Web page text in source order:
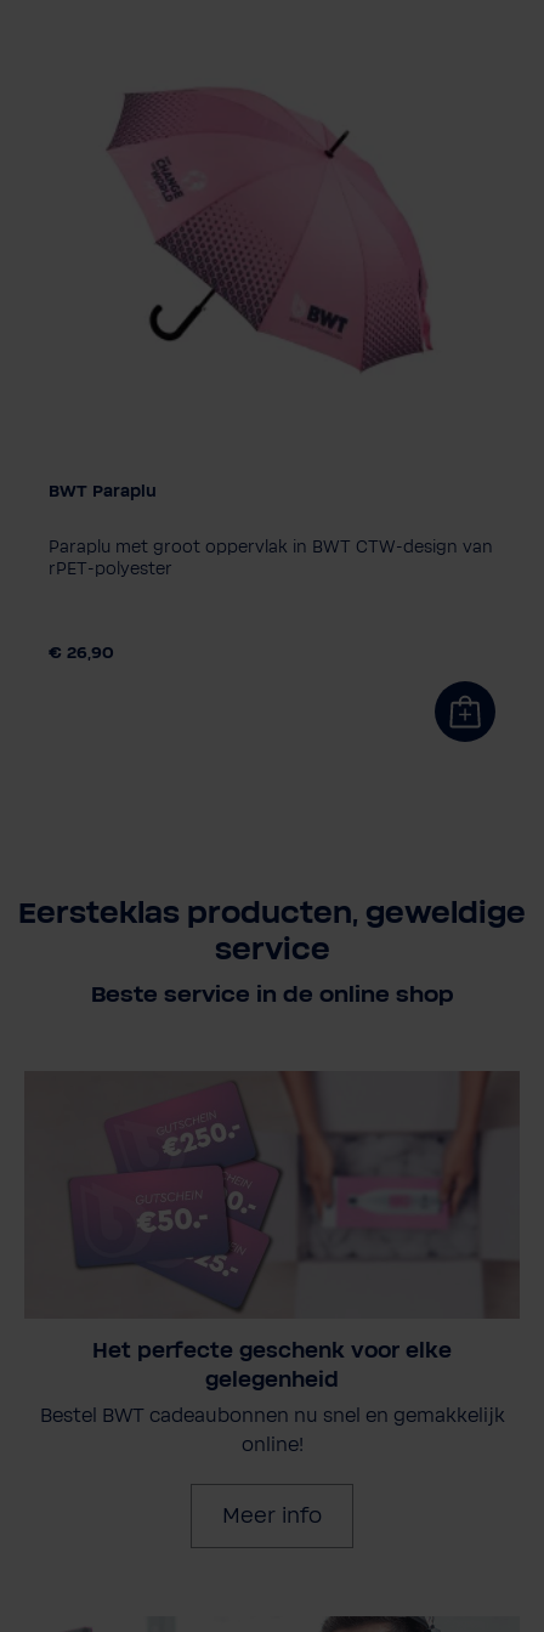
BWT Paraplu
Paraplu met groot oppervlak in BWT CTW-design van
rPET-polyester
€ 26,90
Eersteklas producten, geweldige
service
Beste service in de online shop
Het perfecte geschenk voor elke
gelegenheid
Bestel BWT cadeaubonnen nu snel en gemakkelijk
online!
Meer info